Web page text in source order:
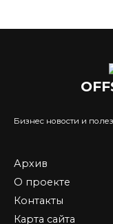
Бизнес новости и
Архив
О проекте
Контакты
Карта сайта